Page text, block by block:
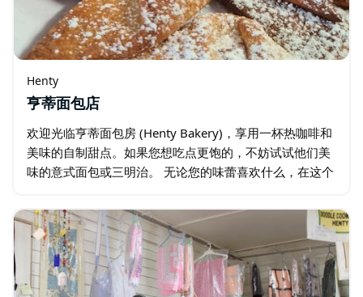
Henty
亨蒂面包店
欢迎光临亨蒂面包房 (Henty Bakery)，享用一杯热咖啡和
美味的自制甜点。如果您想吃点更饱的，不妨试试他们美
味的意式面包或三明治。 无论您的味蕾喜欢什么，在这个